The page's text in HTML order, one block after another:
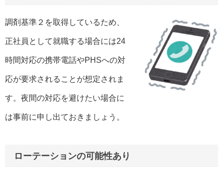
調剤基準２を取得しているため、
正社員として就職する場合には24
時間対応の携帯電話やPHSへの対
応が要求されることが想定されま
す。夜間の対応を避けたい場合に
は事前に申し出ておきましょう。
ローテーションの可能性あり